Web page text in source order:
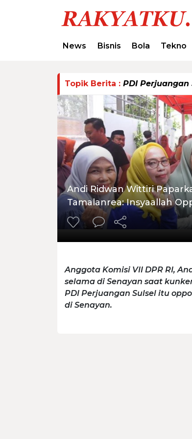
News Bisnis Bola Tekno
Topik Berita : PDI Perjuangan
Andi Ridwan Wittiri
Tamalanrea: Insyaallah
Anggota Komisi VII DPR RI,
selama di Senayan saat
PDI Perjuangan Sulsel itu
di Senayan.